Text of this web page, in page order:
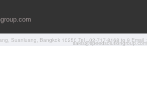
Suanluang, Bangkok 10250 Tel : 02-717-8168 to 9 Email :
sales@speedsolutiongroup.com